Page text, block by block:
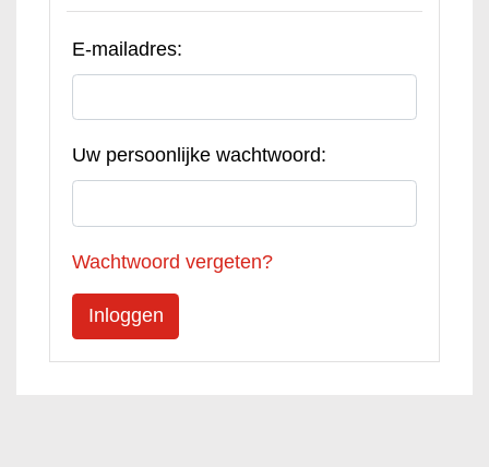
E-mailadres:
Uw persoonlijke wachtwoord:
Wachtwoord vergeten?